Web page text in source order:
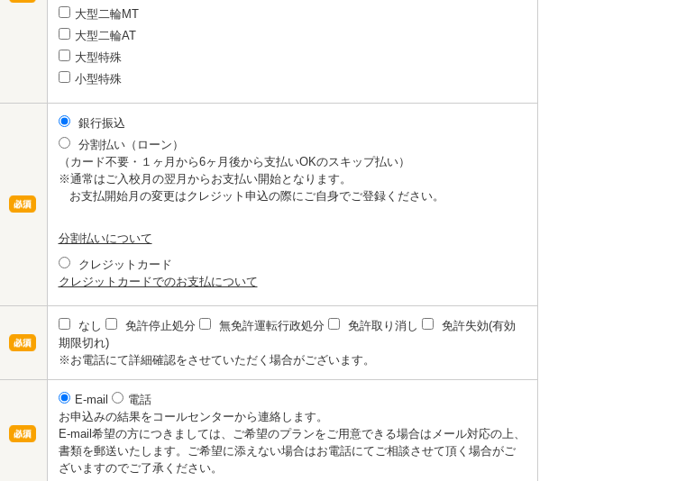
大型二輪MT
大型二輪AT
大型特殊
小型特殊
銀行振込
分割払い（ローン）
（カード不要・１ヶ月から6ヶ月後から支払いOKのスキップ払い）
※通常はご入校月の翌月からお支払い開始となります。
お支払開始月の変更はクレジット申込の際にご自身でご登録ください。
分割払いについて
クレジットカード
クレジットカードでのお支払について
なし 免許停止処分 無免許運転行政処分 免許取り消し
免許失効(有効
期限切れ)
※お電話にて詳細確認をさせていただく場合がございます。
E-mail
電話
お申込みの結果をコールセンターから連絡します。
E-mail希望の方につきましては、ご希望のプランをご用意できる場合はメール対応の上、
書類を郵送いたします。ご希望に添えない場合はお電話にてご相談させて頂く場合がご
ざいますのでご了承ください。